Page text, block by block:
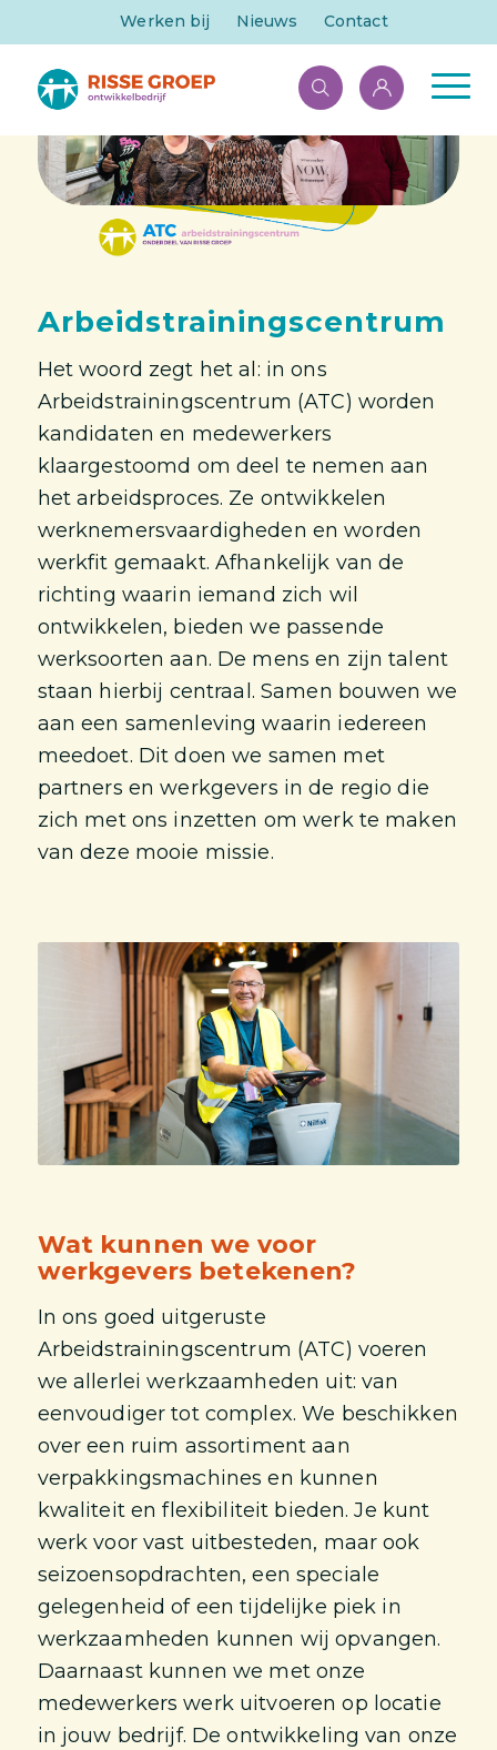
Werken bij Nieuws Contact
Arbeidstrainingscentrum
Het woord zegt het al: in ons
Arbeidstrainingscentrum (ATC) worden
kandidaten en medewerkers
klaargestoomd om deel te nemen aan
het arbeidsproces. Ze ontwikkelen
werknemersvaardigheden en worden
werkfit gemaakt. Afhankelijk van de
richting waarin iemand zich wil
ontwikkelen, bieden we passende
werksoorten aan. De mens en zijn talent
staan hierbij centraal. Samen bouwen we
aan een samenleving waarin iedereen
meedoet. Dit doen we samen met
partners en werkgevers in de regio die
zich met ons inzetten om werk te maken
van deze mooie missie.
Wat kunnen we voor
werkgevers betekenen?
In ons goed uitgeruste
Arbeidstrainingscentrum (ATC) voeren
we allerlei werkzaamheden uit: van
eenvoudiger tot complex. We beschikken
over een ruim assortiment aan
verpakkingsmachines en kunnen
kwaliteit en flexibiliteit bieden. Je kunt
werk voor vast uitbesteden, maar ook
seizoensopdrachten, een speciale
gelegenheid of een tijdelijke piek in
werkzaamheden kunnen wij opvangen.
Daarnaast kunnen we met onze
medewerkers werk uitvoeren op locatie
in jouw bedrijf. De ontwikkeling van onze